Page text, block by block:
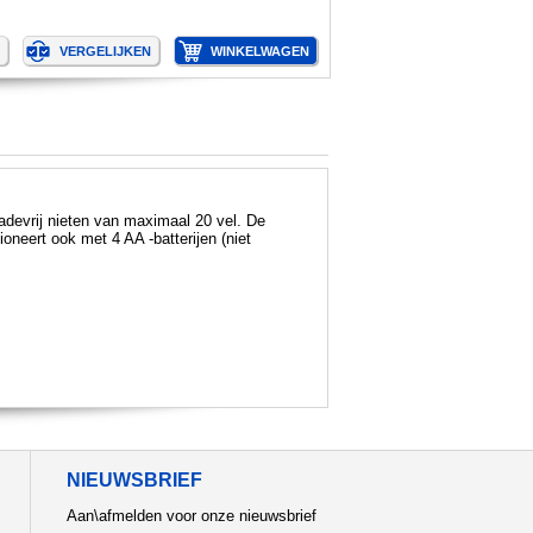
nieten van maximaal 20 vel. De
ook met 4 AA -batterijen (niet
NIEUWSBRIEF
Aan\afmelden voor onze nieuwsbrief